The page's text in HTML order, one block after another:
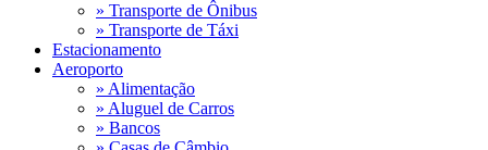
» Transporte de Ônibus
» Transporte de Táxi
Estacionamento
Aeroporto
» Alimentação
» Aluguel de Carros
» Bancos